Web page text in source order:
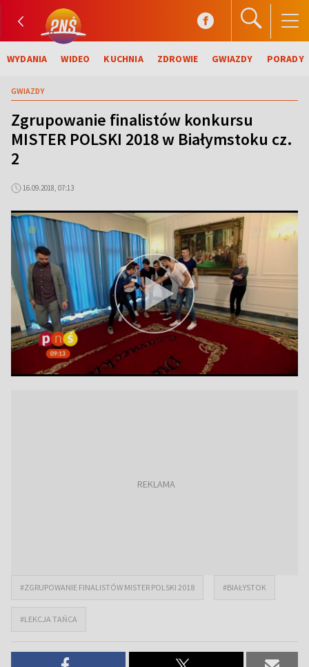
WYDANIA WIDEO KUCHNIA ZDROWIE GWIAZDY PORADY
GWIAZDY
Zgrupowanie finalistów konkursu
MISTER POLSKI 2018 w Białymstoku cz.
2
16.09.2018, 07:13
#ZGRUPOWANIE FINALISTÓW MISTER POLSKI 2018 #BIAŁYSTOK
#LEKCJA TAŃCA